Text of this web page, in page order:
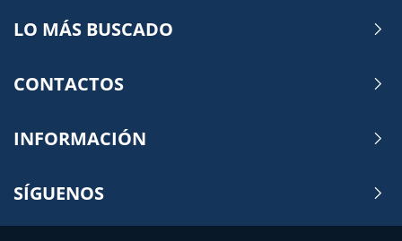
LO MÁS BUSCADO
CONTACTOS
INFORMACIÓN
SÍGUENOS